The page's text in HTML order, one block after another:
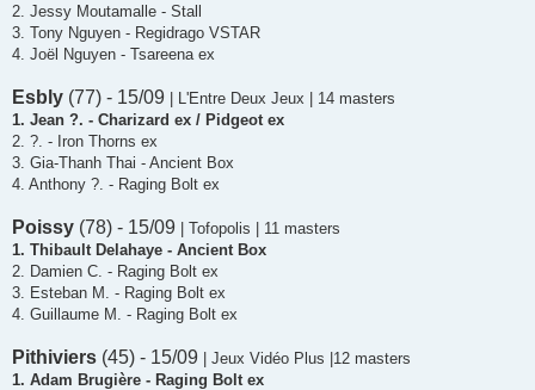
2. Jessy Moutamalle - Stall
3. Tony Nguyen - Regidrago VSTAR
4. Joël Nguyen - Tsareena ex
Esbly (77) - 15/09 | L'Entre Deux Jeux | 14 masters
1. Jean ?. - Charizard ex / Pidgeot ex
2. ?. - Iron Thorns ex
3. Gia-Thanh Thai - Ancient Box
4. Anthony ?. - Raging Bolt ex
Poissy (78) - 15/09 | Tofopolis | 11 masters
1. Thibault Delahaye - Ancient Box
2. Damien C. - Raging Bolt ex
3. Esteban M. - Raging Bolt ex
4. Guillaume M. - Raging Bolt ex
Pithiviers (45) - 15/09 | Jeux Vidéo Plus |12 masters
1. Adam Brugière - Raging Bolt ex